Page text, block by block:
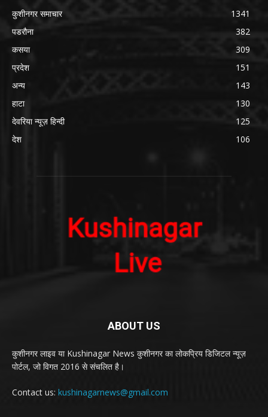
कुशीनगर समाचार
1341
पडरौना
382
कसया
309
प्रदेश
151
अन्य
143
हाटा
130
देवरिया न्यूज़ हिन्दी
125
देश
106
ABOUT US
कुशीनगर लाइव या Kushinagar News कुशीनगर का लोकप्रिय डिजिटल न्यूज़
पोर्टल, जो विगत 2016 से संचलित है।
Contact us: kushinagarnews@gmail.com